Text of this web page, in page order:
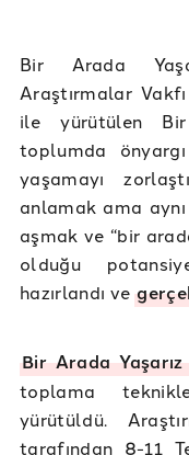
Bir Arada
Araştırmalar
ile yürütülen Bir
toplumda
yaşamayı
anlamak ama
aşmak ve “bir
olduğu
hazırlandı ve
Bir Arada Yaşarız
toplama
yürütüldü.
tarafından 8-11